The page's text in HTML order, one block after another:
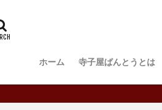
ホーム 寺子屋ばんとうとは